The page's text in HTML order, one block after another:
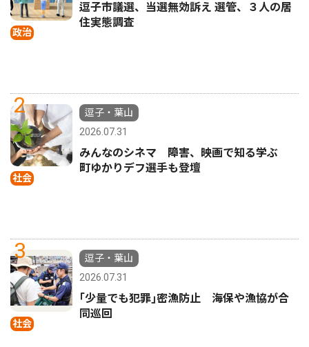
政治
逗子市議選、当選無効訴え 選管、３人の居
住実態調査
2
社会
逗子・葉山
2026.07.31
みんなのシネマ 障害、映画で知る学ぶ
町ゆかりデフ選手も登壇
3
社会
逗子・葉山
2026.07.31
｢少量でも犯罪｣密漁防止 海保や漁協が合
同巡回